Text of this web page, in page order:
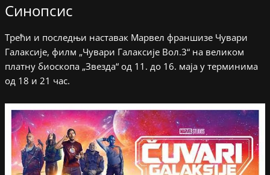
Синопсис
Трећи и последњи наставак Марвел франшизе Чувари
Галаксије, филм „Чувари Галаксије Вол.3“ на великом
платну биоскопа „Звезда“ од 11. до 16. маја у терминима
од 18 и 21 час.